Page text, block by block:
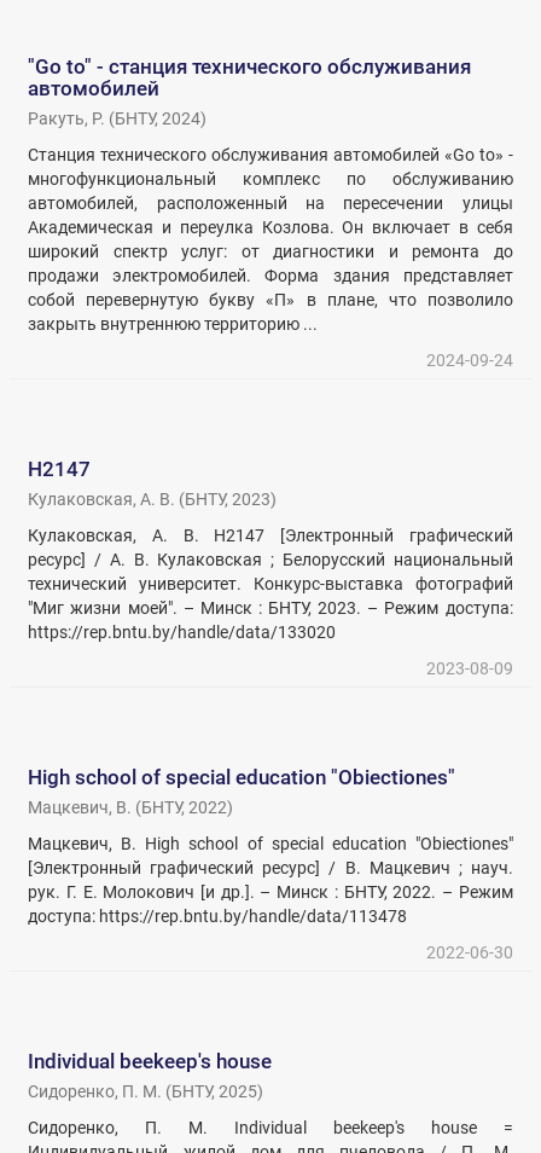
"Go to" - станция технического обслуживания
автомобилей
Ракуть, Р. (БНТУ,2024)
Станция технического обслуживания автомобилей «Go to» -
многофункциональный комплекс по обслуживанию
автомобилей, расположенный на пересечении улицы
Академическая и переулка Козлова. Он включает в себя
широкий спектр услуг: от диагностики и ремонта до
продажи электромобилей. Форма здания представляет
собой перевернутую букву «П» в плане, что позволило
закрыть внутреннюю территорию ...
2024-09-24
H2147
Кулаковская, А. В. (БНТУ,2023)
Кулаковская, А. В. H2147 [Электронный графический
ресурс] / А. В. Кулаковская ; Белорусский национальный
технический университет. Конкурс-выставка фотографий
"Миг жизни моей". – Минск : БНТУ, 2023. – Режим доступа:
https://rep.bntu.by/handle/data/133020
2023-08-09
High school of special education "Obiectiones"
Мацкевич, В. (БНТУ,2022)
Мацкевич, В. High school of special education "Obiectiones"
[Электронный графический ресурс] / В. Мацкевич ; науч.
рук. Г. Е. Молокович [и др.]. – Минск : БНТУ, 2022. – Режим
доступа: https://rep.bntu.by/handle/data/113478
2022-06-30
Individual beekeep's house
Сидоренко, П. М. (БНТУ,2025)
Сидоренко, П. М. Individual beekeep's house =